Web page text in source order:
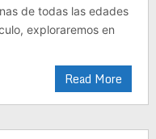
de todas las edades
exploraremos en
Read More